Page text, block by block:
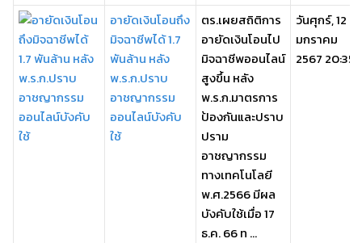
อายัดเงินโอนถึง
มิจฉาชีพได้ 1.7
พันล้าน หลัง
พ.ร.ก.ปราบ
อาชญากรรม
ออนไลน์บังคับ
ใช้
ตร.เผยสถิติการ
อายัดเงินโอนไป
มิจฉาชีพออนไลน์
สูงขึ้น หลัง
พ.ร.ก.มาตรการ
ป้องกันและปราบ
ปราม
อาชญากรรม
ทางเทคโนโลยี
พ.ศ.2566 มีผล
บังคับใช้เมื่อ 17
ธ.ค. 66 ท ...
วันศุกร์, 12
มกราคม
2567 20:35